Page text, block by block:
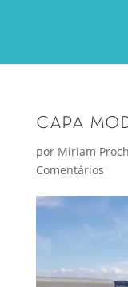
capa
por Miriam
Comentários